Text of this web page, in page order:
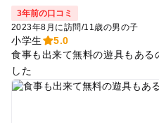
でも炎天下で掘るので南アフリ
しながら採掘することになりま
しい。 まるで冷房が効いてる
をやれば流行るのになーと思い
のドリンクをやたら推薦してき
のでドリンク注文してください
3年前の口コミ
2023年8月に訪問/11歳の男の子
小学生
5.0
食事も出来て無料の遊具もある
した